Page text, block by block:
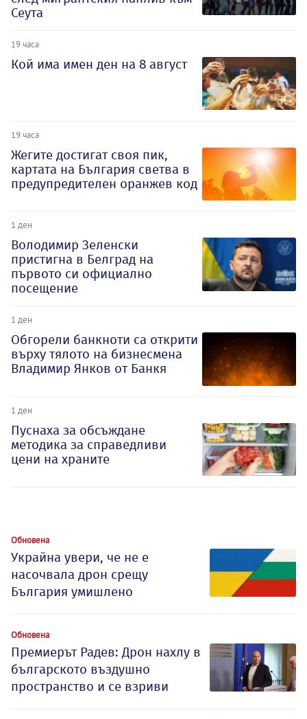
Сеута
19 часа
Кой има имен ден на 8 август
19 часа
Жегите достигат своя пик,
картата на България светва в
предупредителен оранжев код
1 ден
Володимир Зеленски
пристигна в Белград на
първото си официално
посещение
1 ден
Обгорели банкноти са открити
върху тялото на бизнесмена
Владимир Янков от Банкя
1 ден
Пуснаха за обсъждане
методика за справедливи
цени на храните
Обновена
Украйна увери, че не е
насочвала дрон срещу
България умишлено
Обновена
Премиерът Радев: Дрон нахлу в
българското въздушно
пространство и се взриви